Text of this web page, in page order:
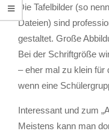
Die Tafelbilder (so
Dateien) sind
gestaltet. Große
Bei der Schriftgröße
– eher mal zu klein für
wenn eine
Interessant und zum
Meistens kann man